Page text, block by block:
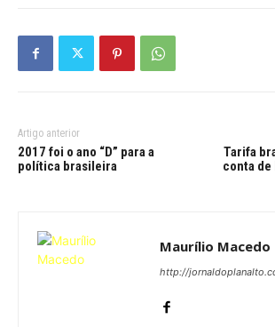
Artigo anterior
2017 foi o ano “D” para a
política brasileira
Tarifa
conta
Maurílio Macedo
http://